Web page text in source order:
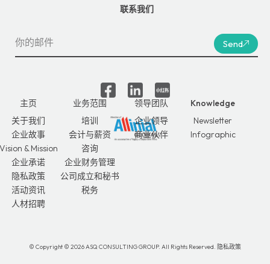
联系我们
Send
主页
关于我们
企业故事
& Mission
企业承诺
隐私政策
活动资讯
人材招聘
业务范围
培训
会计与薪资
咨询
企业财务管理
公司成立和秘书
税务
领导团队
企业领导
商业伙伴
Knowledge
Newsletter
Infographic
© Copyright © 2026 ASQ CONSULTING GROUP. All Rights Reserved. 隐私政策